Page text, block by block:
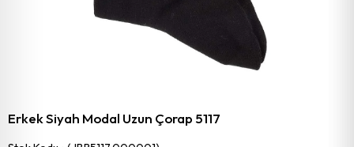
Erkek Siyah Modal Uzun Çorap 5117